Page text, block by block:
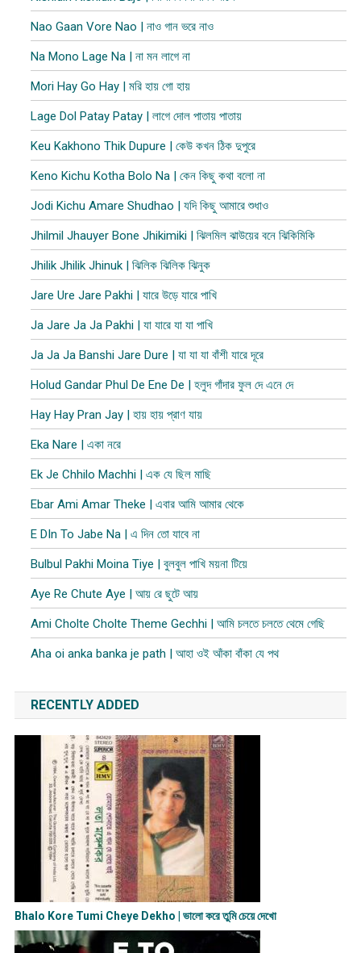
Nao Gaan Vore Nao | নাও গান ভরে নাও
Na Mono Lage Na | না মন লাগে না
Mori Hay Go Hay | মরি হায় গো হায়
Lage Dol Patay Patay | লাগে দোল পাতায় পাতায়
Keu Kakhono Thik Dupure | কেউ কখন ঠিক দুপুরে
Keno Kichu Kotha Bolo Na | কেন কিছু কথা বলো না
Jodi Kichu Amare Shudhao | যদি কিছু আমারে শুধাও
Jhilmil Jhauyer Bone Jhikimiki | ঝিলমিল ঝাউয়ের বনে ঝিকিমিকি
Jhilik Jhilik Jhinuk | ঝিলিক ঝিলিক ঝিনুক
Jare Ure Jare Pakhi | যারে উড়ে যারে পাখি
Ja Jare Ja Ja Pakhi | যা যারে যা যা পাখি
Ja Ja Ja Banshi Jare Dure | যা যা যা বাঁশী যারে দূরে
Holud Gandar Phul De Ene De | হলুদ গাঁদার ফুল দে এনে দে
Hay Hay Pran Jay | হায় হায় প্রাণ যায়
Eka Nare | একা নরে
Ek Je Chhilo Machhi | এক যে ছিল মাছি
Ebar Ami Amar Theke | এবার আমি আমার থেকে
E DIn To Jabe Na | এ দিন তো যাবে না
Bulbul Pakhi Moina Tiye | বুলবুল পাখি ময়না টিয়ে
Aye Re Chute Aye | আয় রে ছুটে আয়
Ami Cholte Cholte Theme Gechhi | আমি চলতে চলতে থেমে গেছি
Aha oi anka banka je path | আহা ওই আঁকা বাঁকা যে পথ
RECENTLY ADDED
Bhalo Kore Tumi Cheye Dekho | ভালো করে তুমি চেয়ে দেখো